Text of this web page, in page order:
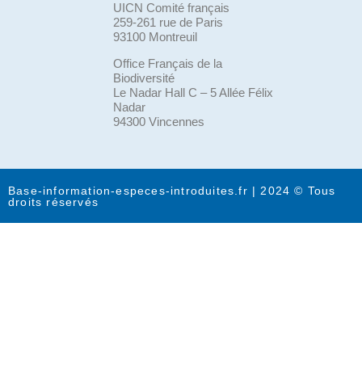
UICN Comité français
259-261 rue de Paris
93100 Montreuil
Office Français de la
Biodiversité
Le Nadar Hall C – 5 Allée Félix
Nadar
94300 Vincennes
Base-information-especes-introduites.fr | 2024 © Tous
droits réservés